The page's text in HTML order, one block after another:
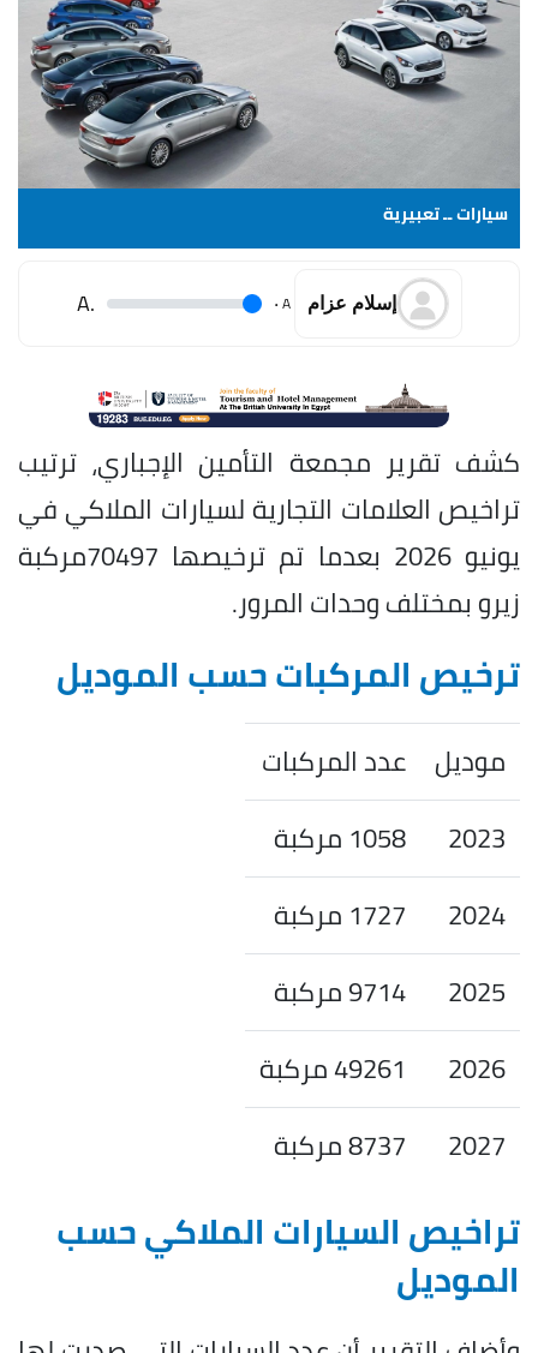
سيارات ــ تعبيرية
إسلام عزام A
.
.A
كشف تقرير مجمعة التأمين الإجباري، ترتيب
تراخيص العلامات التجارية لسيارات الملاكي في
يونيو 2026 بعدما تم ترخيصها 70497مركبة
زيرو بمختلف وحدات المرور.
ترخيص المركبات حسب الموديل
موديل عدد المركبات
2023
1058 مركبة
2024
1727 مركبة
2025
9714 مركبة
2026
49261 مركبة
2027
8737 مركبة
تراخيص السيارات الملاكي حسب
الموديل